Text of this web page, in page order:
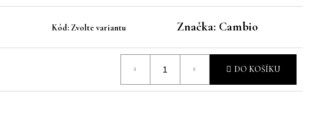
Kód: Zvolte variantu Značka: Cambio
DO KOŠÍKU